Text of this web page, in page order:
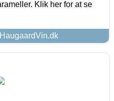
Klik her for at se